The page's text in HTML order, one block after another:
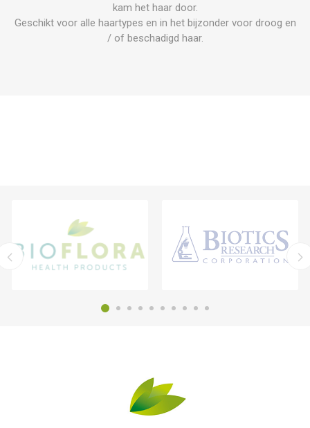
kam het haar door.
Geschikt voor alle haartypes en in het bijzonder voor droog en
/ of beschadigd haar.